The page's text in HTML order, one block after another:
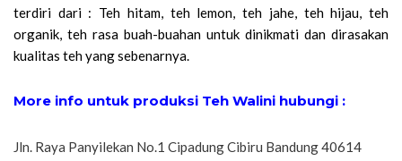
terdiri dari : Teh hitam, teh lemon, teh jahe, teh hijau, teh
organik, teh rasa buah-buahan untuk dinikmati dan dirasakan
kualitas teh yang sebenarnya.
More info untuk produksi Teh Walini hubungi :
Jln. Raya Panyilekan No.1 Cipadung Cibiru Bandung 40614